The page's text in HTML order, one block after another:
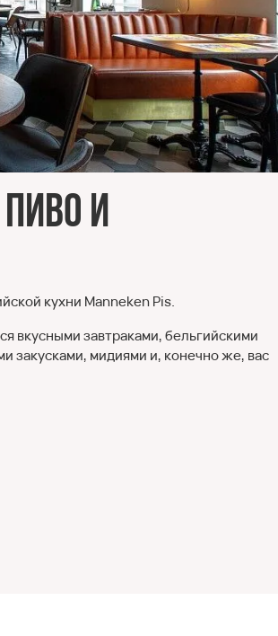
и
кухни Manneken Pis.
вкусными завтраками, бельгийскими
закусками, мидиями и, конечно же, вас